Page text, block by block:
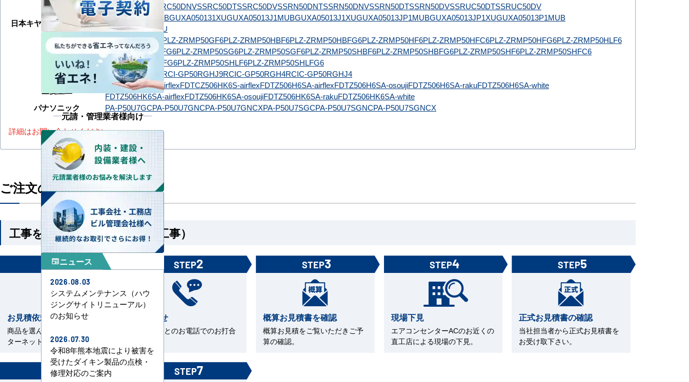
ダイキン SSRC50DNT SSRC50DNVSSRC50DTSSRC50DVSSRN50DNTSSRN50DNVSSRN50DTSSRN50DVSSRUC50DTSSRUC50DV
日本キヤリア（旧：東芝）
GUXA050131MUBGUXA050131XUGUXA05013J1MUBGUXA05013J1XUGUXA05013JP1MUBGUXA05013JP1XUGUXA05013P1MUB
GUXA05013P1XU
三菱電機
PLZ-ZRMP50G6 PLZ-ZRMP50GF6PLZ-ZRMP50HBF6PLZ-ZRMP50HBFG6PLZ-ZRMP50HF6PLZ-ZRMP50HFC6PLZ-ZRMP50HFG6PLZ-ZRMP50HLF6
PLZ-ZRMP50HLFG6PLZ-ZRMP50SG6PLZ-ZRMP50SGF6PLZ-ZRMP50SHBF6PLZ-ZRMP50SHBFG6PLZ-ZRMP50SHF6PLZ-ZRMP50SHFC6
PLZ-ZRMP50SHFG6PLZ-ZRMP50SHLF6PLZ-ZRMP50SHLFG6
日立
RCI-GP50RGH9 RCI-GP50RGHJ9RCIC-GP50RGH4RCIC-GP50RGHJ4
三菱重工
FDTCZ506H6S-airflexFDTCZ506HK6S-airflexFDTZ506H6SA-airflexFDTZ506H6SA-osoujiFDTZ506H6SA-rakuFDTZ506H6SA-white
FDTZ506HK6SA-airflexFDTZ506HK6SA-osoujiFDTZ506HK6SA-rakuFDTZ506HK6SA-white
パナソニック
PA-P50U7GCPA-P50U7GNCPA-P50U7GNCXPA-P50U7SGCPA-P50U7SGNCPA-P50U7SGNCX
詳細はお問い合わせください。
ご注文の流れ
工事を依頼される方（機器＋工事）
STEP1
お見積依頼
商品を選んで見積依頼をイン
ターネットまたはFAXで送信。
STEP2
お打合せ
当社担当とのお電話でのお打合
STEP3
概算お見積書を確認
概算お見積をご覧いただきご予
算の確認。
STEP4
現場下見
エアコンセンターACのお近くの
直工店による現場の下見。
STEP5
正式お見積書の確認
当社担当者から正式お見積書を
お受け取下さい。
STEP6 STEP7
元請・管理業者様向け
newspaperニュース
2026.08.03
システムメンテナンス（ハウ
ジングサイトリニューアル）
のお知らせ
2026.07.30
令和8年熊本地震により被害を
受けたダイキン製品の点検・
修理対応のご案内